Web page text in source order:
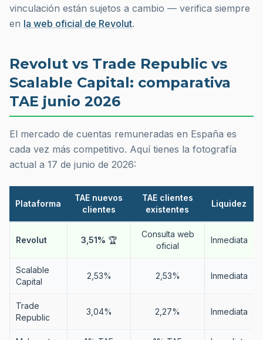
vinculación están sujetos a cambio — verifica siempre
en la web oficial de Revolut.
Revolut vs Trade Republic vs
Scalable Capital: comparativa
TAE junio 2026
El mercado de cuentas remuneradas en España es
cada vez más competitivo. Aquí tienes la fotografía
actual a 17 de junio de 2026:
Plataforma
TAE nuevos
clientes
TAE clientes
existentes
Liquidez
Revolut 3,51% 🏆
Consulta web
oficial
Inmediata
Scalable
Capital
2,53% 2,53% Inmediata
Trade
Republic
3,04% 2,27% Inmediata